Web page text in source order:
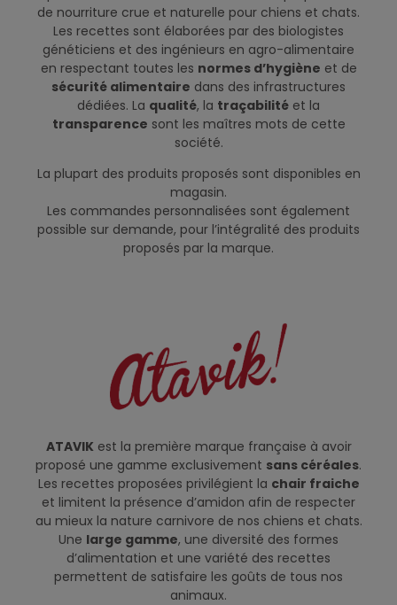
de nourriture crue et naturelle pour chiens et chats.
Les recettes sont élaborées par des biologistes
généticiens et des ingénieurs en agro-alimentaire
en respectant toutes les normes d’hygiène et de
sécurité alimentaire dans des infrastructures
dédiées. La qualité, la traçabilité et la
transparence sont les maîtres mots de cette
société.
La plupart des produits proposés sont disponibles en
magasin.
Les commandes personnalisées sont également
possible sur demande, pour l’intégralité des produits
proposés par la marque.
ATAVIKest la première marque française à avoir
proposé une gamme exclusivement sans céréales.
Les recettes proposées privilégient la chair fraiche
et limitent la présence d’amidon afin de respecter
au mieux la nature carnivore de nos chiens et chats.
Une large gamme, une diversité des formes
d’alimentation et une variété des recettes
permettent de satisfaire les goûts de tous nos
animaux.